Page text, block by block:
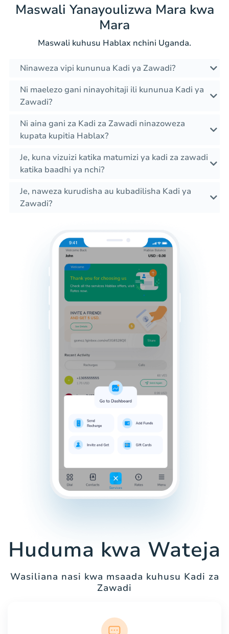
Maswali Yanayoulizwa Mara kwa
Mara
Maswali kuhusu Hablax nchini Uganda.
Ninaweza vipi kununua Kadi ya Zawadi?
Ni maelezo gani ninayohitaji ili kununua Kadi ya
Zawadi?
Ni aina gani za Kadi za Zawadi ninazoweza
kupata kupitia Hablax?
Je, kuna vizuizi katika matumizi ya kadi za zawadi
katika baadhi ya nchi?
Je, naweza kurudisha au kubadilisha Kadi ya
Zawadi?
Huduma kwa Wateja
Wasiliana nasi kwa msaada kuhusu Kadi za
Zawadi